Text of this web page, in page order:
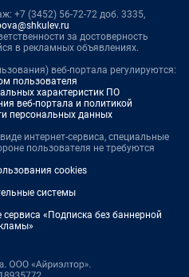
+7 (3452) 56-72-72 доб. 3335,
за достоверность
в рекламных объявлениях.
веб-портала регулируются:
пользователя
характеристик ПО
веб-портала и политикой
персональных данных
интернет-сервиса, специальные
пользователя не требуются
cookies
системы
«Подписка без баннерной